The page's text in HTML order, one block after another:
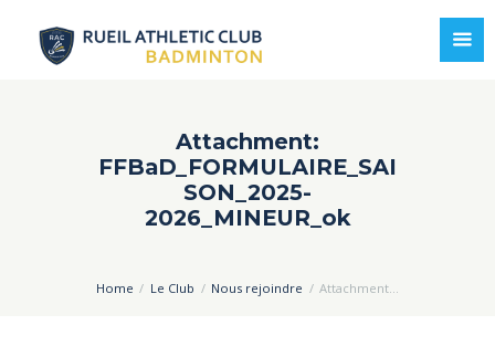
Attachment:
FFBaD_FORMULAIRE_SAI
SON_2025-
2026_MINEUR_ok
Home Le Club Nous rejoindre Attachment...